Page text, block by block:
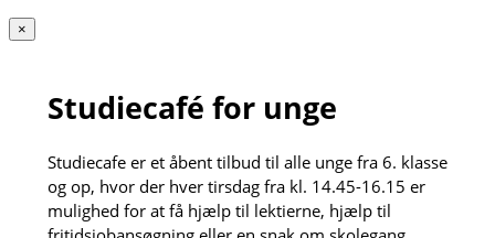
×
Studiecafé for unge
Studiecafe er et åbent tilbud til alle unge fra 6. klasse
og op, hvor der hver tirsdag fra kl. 14.45-16.15 er
mulighed for at få hjælp til lektierne, hjælp til